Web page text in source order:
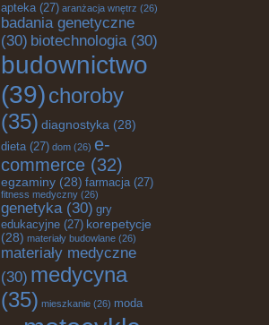
apteka(27) aranżacja wnętrz (26)
badania genetyczne
(30) biotechnologia(30)
budownictwo
(39)choroby
(35) diagnostyka (28)
dieta(27) dom (26) e-
commerce (32)
egzaminy (28) farmacja(27)
fitness medyczny (26)
genetyka(30) gry
edukacyjne (27) korepetycje
(28) materiały budowlane (26)
materiały medyczne
(30) medycyna
(35) mieszkanie (26) moda